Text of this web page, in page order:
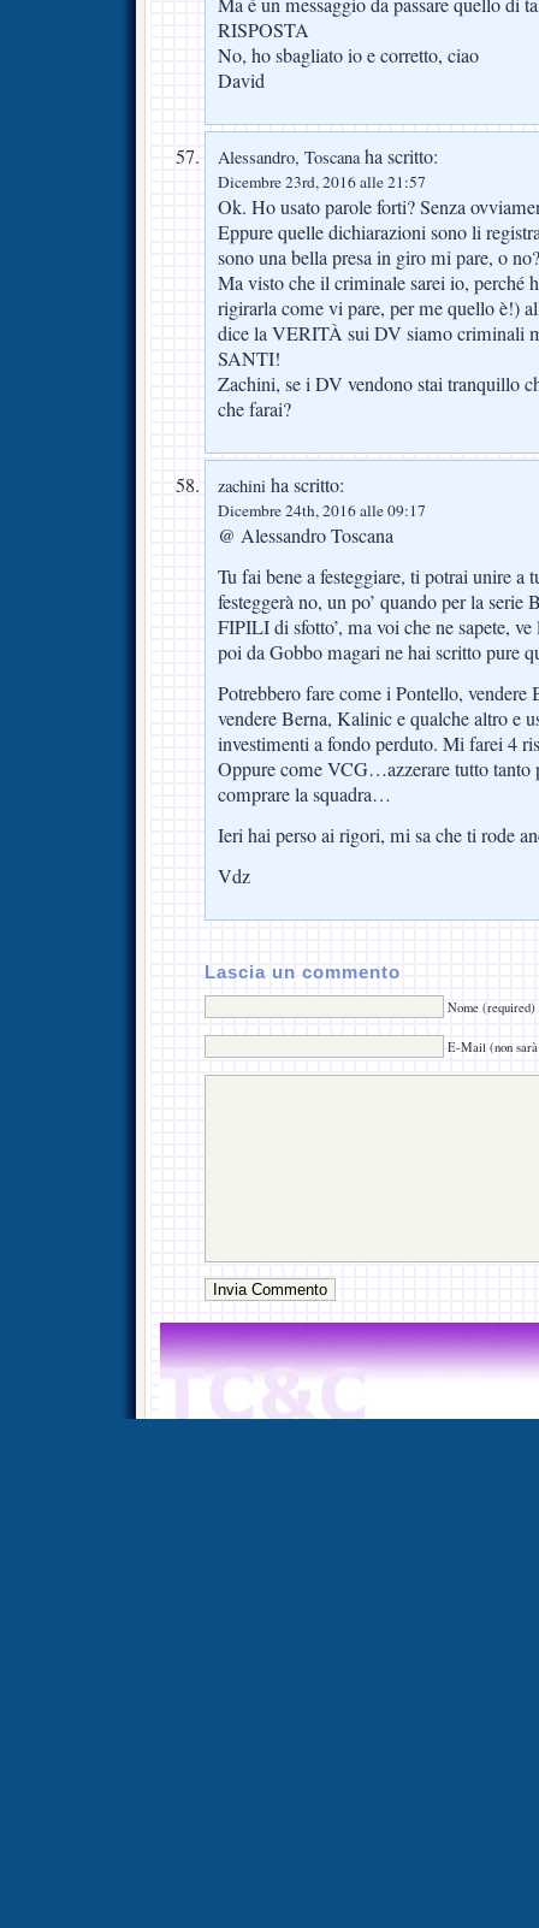
RISPOSTA
No, ho sbagliato io e corretto, ciao
David
Alessandro, Toscanaha scritto:
Dicembre 23rd, 2016 alle 21:57
Ok. Ho usato parole forti? Senza
Eppure quelle dichiarazioni sono li
sono una bella presa in giro mi pare, o no?
Ma visto che il criminale sarei io, perché
rigirarla come vi pare, per me quello è!)
dice la VERITÀ sui DV siamo criminali
SANTI!
Zachini, se i DV vendono stai tranquillo
che farai?
zachini ha scritto:
Dicembre 24th, 2016 alle 09:17
@ Alessandro Toscana
Tu fai bene a festeggiare, ti potrai unire a
festeggerà no, un po’ quando per la
FIPILI di sfotto’, ma voi che ne sapete,
poi da Gobbo magari ne hai scritto pure
Potrebbero fare come i Pontello,
vendere Berna, Kalinic e qualche altro e
investimenti a fondo perduto. Mi farei 4
Oppure come VCG…azzerare tutto tanto
comprare la squadra…
Ieri hai perso ai rigori, mi sa che ti rode
Vdz
Lascia un commento
Nome (required)
E-Mail (non